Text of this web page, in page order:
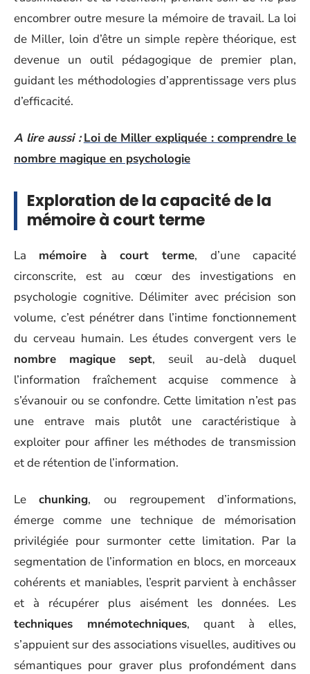
encombrer outre mesure la mémoire de travail. La loi
de Miller, loin d’être un simple repère théorique, est
devenue un outil pédagogique de premier plan,
guidant les méthodologies d’apprentissage vers plus
d’efficacité.
A lire aussi : Loi de Miller expliquée : comprendre le
nombre magique en psychologie
Exploration de la capacité de la
mémoire à court terme
La mémoire à court terme, d’une capacité
circonscrite, est au cœur des investigations en
psychologie cognitive. Délimiter avec précision son
volume, c’est pénétrer dans l’intime fonctionnement
du cerveau humain. Les études convergent vers le
nombre magique sept, seuil au-delà duquel
l’information fraîchement acquise commence à
s’évanouir ou se confondre. Cette limitation n’est pas
une entrave mais plutôt une caractéristique à
exploiter pour affiner les méthodes de transmission
et de rétention de l’information.
Lechunking, ou regroupement d’informations,
émerge comme une technique de mémorisation
privilégiée pour surmonter cette limitation. Par la
segmentation de l’information en blocs, en morceaux
cohérents et maniables, l’esprit parvient à enchâsser
et à récupérer plus aisément les données. Les
techniques mnémotechniques, quant à elles,
s’appuient sur des associations visuelles, auditives ou
sémantiques pour graver plus profondément dans